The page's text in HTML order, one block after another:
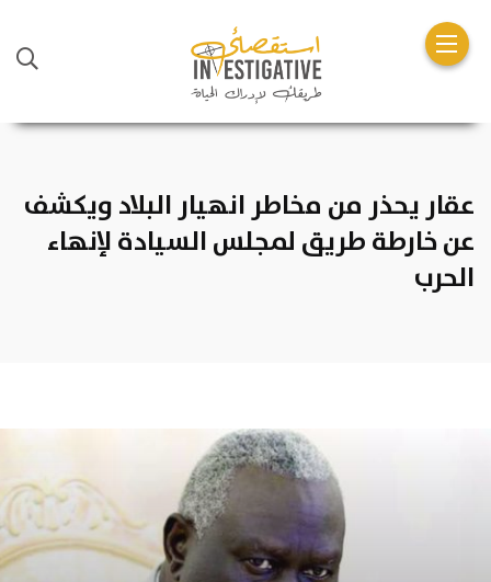
عقار يحذر من مخاطر انهيار البلاد ويكشف
عن خارطة طريق لمجلس السيادة لإنهاء
الحرب